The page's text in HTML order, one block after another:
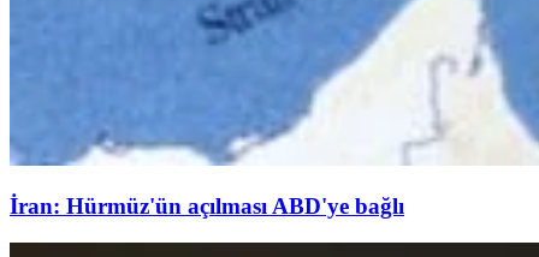
İran: Hürmüz'ün açılması ABD'ye bağlı